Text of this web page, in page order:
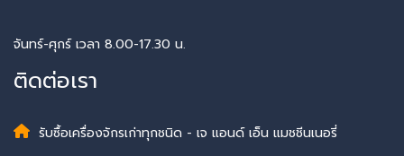
จันทร์-ศุกร์ เวลา 8.00-17.30 น.
ติดต่อเรา
รับซื้อเครื่องจักรเก่าทุกชนิด - เจ แอนด์ เอ็น แมชชีนเนอรี่